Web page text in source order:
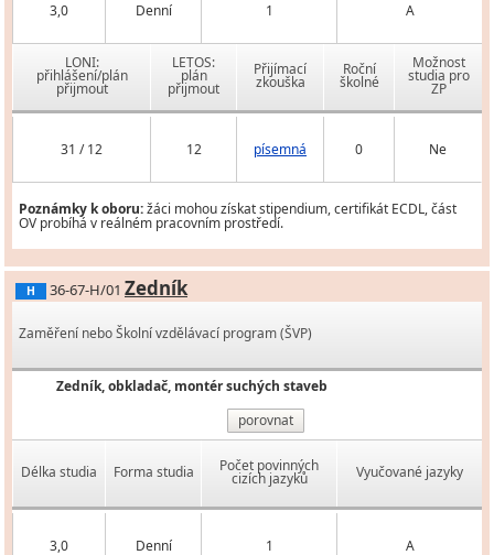
3,0 Denní 1 A
LONI:
přihlášení/plán
přijmout
LETOS:
plán
přijmout
Přijímací
zkouška
Roční
školné
Možnost
studia pro
ZP
31 / 12 12 písemná 0 Ne
Poznámky k oboru:žáci mohou získat stipendium, certifikát ECDL, část
OV probíhá v reálném pracovním prostředí.
H 36-67-H/01 Zedník
Zaměření nebo Školní vzdělávací program (ŠVP)
Zedník, obkladač, montér suchých staveb
porovnat
Délka studia Forma studia Počet povinných
cizích jazyků Vyučované jazyky
3,0 Denní 1 A